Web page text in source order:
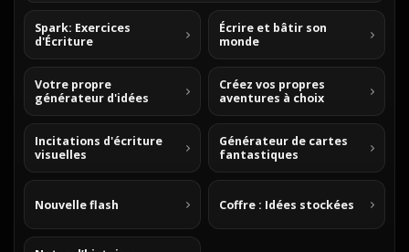
Spark: Exercices
d'Écriture
Écrire et bâtir son
monde
Votre propre
générateur d'idées
Créez vos propres
aventures à choix
Incitations d'écriture
visuelles
Générateur de cartes
fantastiques
Nouvelle flash Coffre : Idées stockées